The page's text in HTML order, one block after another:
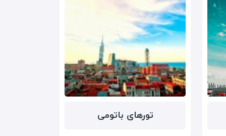
تور‌های باتومی